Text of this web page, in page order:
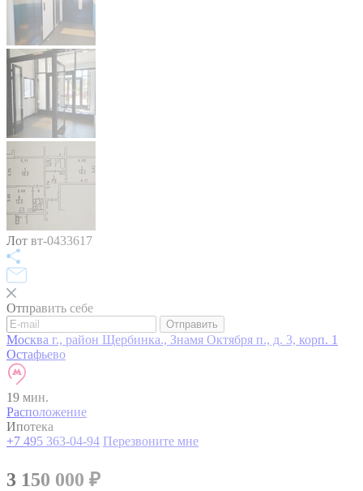
Лот вт-0433617
Отправить себе
Отправить
Москва г., район Щербинка., Знамя Октября п., д. 3, корп. 1
Остафьево
19 мин.
Расположение
Ипотека
+7 495 363-04-94 Перезвоните мне
3 150 000 ₽